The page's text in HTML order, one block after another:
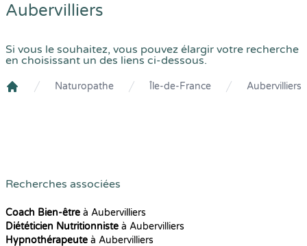
Aubervilliers
Si vous le souhaitez, vous pouvez élargir votre recherche
en choisissant un des liens ci-dessous.
Naturopathe Île-de-France Aubervilliers
Recherches associées
Coach Bien-être à Aubervilliers
Diététicien Nutritionniste à Aubervilliers
Hypnothérapeute à Aubervilliers